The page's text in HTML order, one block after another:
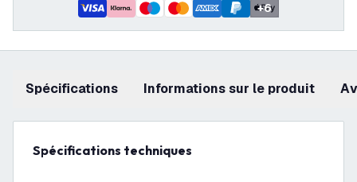
+6
Spécifications Informations sur le produit
Spécifications techniques